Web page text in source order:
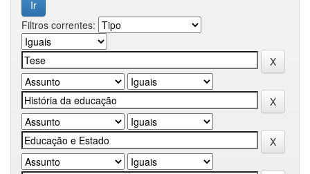
Filtros correntes: